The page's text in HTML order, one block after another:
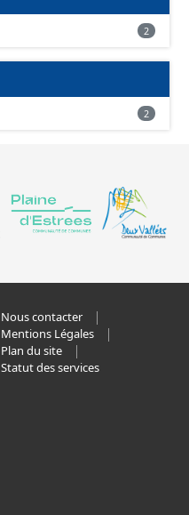
2
2
Nous contacter
Mentions Légales
Plan du site
Statut des services